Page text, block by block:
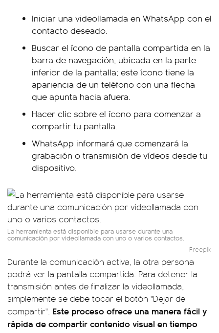
Iniciar una videollamada en WhatsApp con el
contacto deseado.
Buscar el ícono de pantalla compartida en la
barra de navegación, ubicada en la parte
inferior de la pantalla; este ícono tiene la
apariencia de un teléfono con una flecha
que apunta hacia afuera.
Hacer clic sobre el ícono para comenzar a
compartir tu pantalla.
WhatsApp informará que comenzará la
grabación o transmisión de vídeos desde tu
dispositivo.
La herramienta está disponible para usarse durante una
comunicación por videollamada con uno o varios contactos.
Freepik
Durante la comunicación activa, la otra persona
podrá ver la pantalla compartida. Para detener la
transmisión antes de finalizar la videollamada,
simplemente se debe tocar el botón "Dejar de
compartir". Este proceso ofrece una manera fácil y
rápida de compartir contenido visual en tiempo